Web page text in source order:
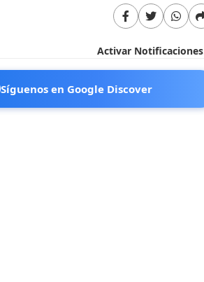
Activar Notificaciones
Síguenos en Google Discover